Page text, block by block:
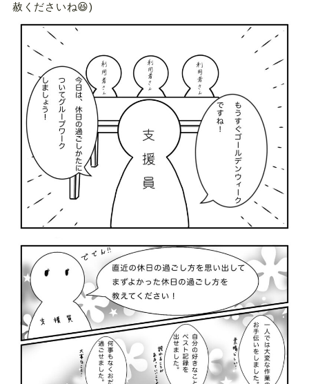
赦くださいね😆)